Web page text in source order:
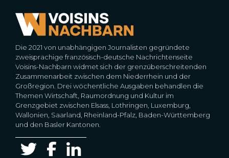
Die 2021 von unabhängigen Journalisten gegründete
zweisprachige französisch-deutsche Nachrichtenseite
Voisins-Nachbarn widmet sich der grenzüberschreitenden
Zusammenarbeit zwischen dem Niederrhein und der
Großregion. Drei wöchentliche Ausgaben behandlen die
Themen Wirtschaft, Raumordnung und Kultur im
Grenzgebiet zwischen Elsass, Lothringen, Luxemburg,
Wallonien, Saarland, Rheinland-Pfalz, Baden-Württemberg
und den Basler Kantonen.